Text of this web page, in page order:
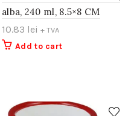
alba, 240 ml, 8.5×8 CM
10.83 lei + TVA
Add to cart